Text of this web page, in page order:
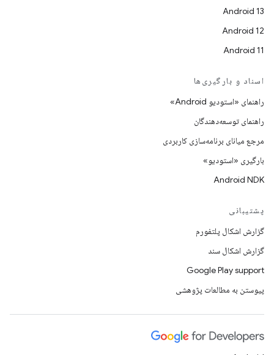
Android 13
Android 12
Android 11
اسناد و بارگیری‌ها
راهنمای «استودیو Android»
راهنمای توسعه‌دهندگان
مرجع میانای برنامه‌سازی کاربردی
بارگیری «استودیو»
Android NDK
پشتیبانی
گزارش اشکال پلتفورم
گزارش اشکال سند
Google Play support
پیوستن به مطالعات پژوهشی